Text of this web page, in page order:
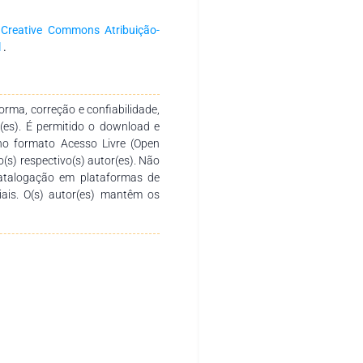
Creative Commons Atribuição-
.
correção e confiabilidade,
É permitido o download e
formato Acesso Livre (Open
respectivo(s) autor(es). Não
em plataformas de
O(s) autor(es) mantêm os